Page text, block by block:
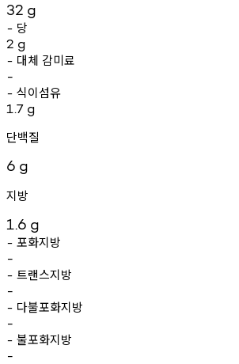
32 g
- 당
2 g
- 대체 감미료
-
- 식이섬유
1.7 g
단백질
6 g
지방
1.6 g
- 포화지방
-
- 트랜스지방
-
- 다불포화지방
-
- 불포화지방
-